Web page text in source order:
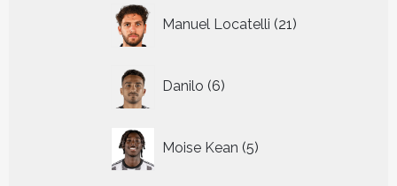
Manuel Locatelli 21
producten
Danilo 6
producten
Moise Kean 5
producten